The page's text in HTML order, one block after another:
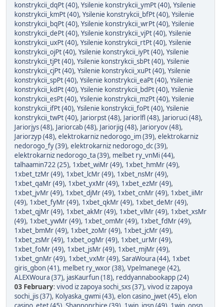
konstrykcii_dqPt (40), Ysilenie konstrykcii_ymPt (40), Ysilenie
konstrykcii_kmPt (40), Ysilenie konstrykcii_bfPt (40), Ysilenie
konstrykcii_bqPt (40), Ysilenie konstrykcii_wrPt (40), Ysilenie
konstrykcii_dePt (40), Ysilenie konstrykcii_vjPt (40), Ysilenie
konstrykcii_uxPt (40), Ysilenie konstrykcii_rtPt (40), Ysilenie
konstrykcii_ojPt (40), Ysilenie konstrykcii_iyPt (40), Ysilenie
konstrykcii_tjPt (40), Ysilenie konstrykcii_sbPt (40), Ysilenie
konstrykcii_cjPt (40), Ysilenie konstrykcii_xuPt (40), Ysilenie
konstrykcii_spPt (40), Ysilenie konstrykcii_eaPt (40), Ysilenie
konstrykcii_kdPt (40), Ysilenie konstrykcii_bdPt (40), Ysilenie
konstrykcii_esPt (40), Ysilenie konstrykcii_mzPt (40), Ysilenie
konstrykcii_ifPt (40), Ysilenie konstrykcii_foPt (40), Ysilenie
konstrykcii_twPt (40), Jariorpst (48), Jariorlfl (48), Jarioruci (48),
Jariorjys (48), Jariorcab (48), Jariorjig (48), Jarioryov (48),
Jariorzyp (48), elektrokarniz nedorogo_im (39), elektrokarniz
nedorogo_fy (39), elektrokarniz nedorogo_dc (39),
elektrokarniz nedorogo_ta (39), melbet ry_vnMi (44),
talhaamin722 (25), 1xbet_wiMr (49), 1xbet_hmMr (49),
1xbet_tzMr (49), 1xbet_lcMr (49), 1xbet_nsMr (49),
1xbet_qaMr (49), 1xbet_yxMr (49), 1xbet_ezMr (49),
1xbet_jvMr (49), 1xbet_djMr (49), 1xbet_cnMr (49), 1xbet_iiMr
(49), 1xbet_fyMr (49), 1xbet_qkMr (49), 1xbet_deMr (49),
1xbet_qjMr (49), 1xbet_akMr (49), 1xbet_vlMr (49), 1xbet_xsMr
(49), 1xbet_ywMr (49), 1xbet_omMr (49), 1xbet_fdMr (49),
1xbet_bmMr (49), 1xbet_zoMr (49), 1xbet_jcMr (49),
1xbet_zsMr (49), 1xbet_ogMr (49), 1xbet_urMr (49),
1xbet_foMr (49), 1xbet_jsMr (49), 1xbet_mjMr (49),
1xbet_gnMr (49), 1xbet_vxMr (49), SaraWoura (44), 1xbet
giris_gbon (41), melbet ry_wxor (38), Vpelmanege (42),
ALEXWoura (37), jasKaurfun (18), reddyannabookapp (24)
03 February: vivod iz zapoya sochi_sxs (37), vivod iz zapoya
sochi_jis (37), Kolyaska_gwmi (43), elon casino_jwet (45), elon